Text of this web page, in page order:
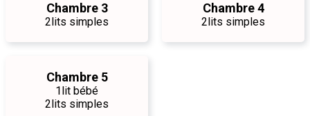
Chambre 3
2lits simples
Chambre 4
2lits simples
Chambre 5
1lit bébé
2lits simples